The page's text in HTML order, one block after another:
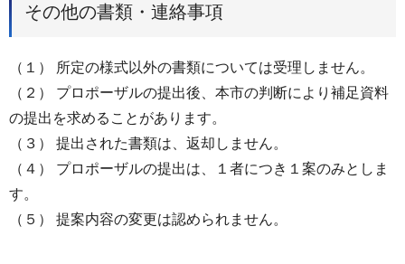
その他の書類・連絡事項
（１） 所定の様式以外の書類については受理しません。
（２） プロポーザルの提出後、本市の判断により補足資料
の提出を求めることがあります。
（３） 提出された書類は、返却しません。
（４） プロポーザルの提出は、１者につき１案のみとしま
す。
（５） 提案内容の変更は認められません。